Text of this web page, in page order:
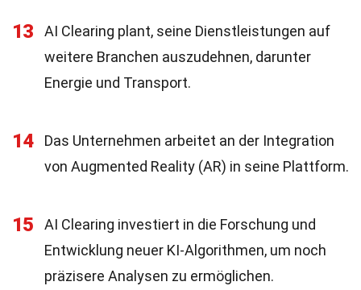
13
AI Clearing plant, seine Dienstleistungen auf
weitere Branchen auszudehnen, darunter
Energie und Transport.
14
Das Unternehmen arbeitet an der Integration
von Augmented Reality (AR) in seine Plattform.
15
AI Clearing investiert in die Forschung und
Entwicklung neuer KI-Algorithmen, um noch
präzisere Analysen zu ermöglichen.